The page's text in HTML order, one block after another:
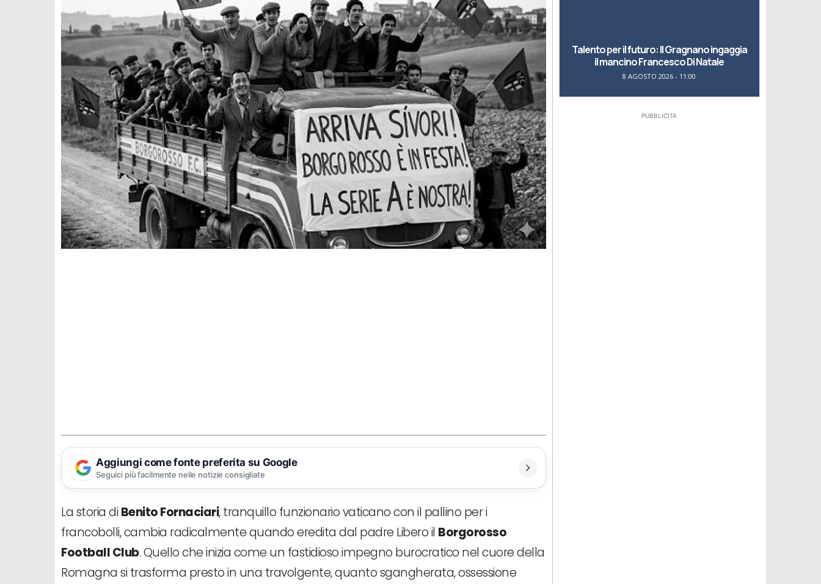
Aggiungi come fonte preferita su Google
Seguici più facilmente nelle notizie consigliate
La storia di Benito Fornaciari, tranquillo funzionario vaticano con il pallino per i
francobolli, cambia radicalmente quando eredita dal padre Libero il Borgorosso
Football Club. Quello che inizia come un fastidioso impegno burocratico nel cuore della
Romagna si trasforma presto in una travolgente, quanto sgangherata, ossessione
Talento per il futuro: Il Gragnano ingaggia
il mancino Francesco Di Natale
8 AGOSTO 2026 - 11:00
PUBBLICITA